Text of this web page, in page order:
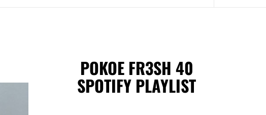
POKOE FR3SH 40
SPOTIFY PLAYLIST